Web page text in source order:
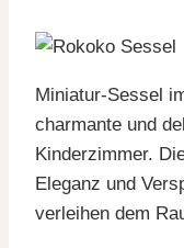
Miniatur-Sessel
charmante und
Kinderzimmer.
Eleganz und
verleihen dem